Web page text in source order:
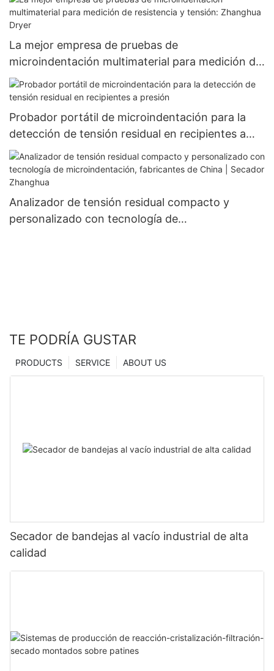
La mejor empresa de pruebas de
microindentación multimaterial para medición de
resistencia y tensión: Zhanghua Dryer
Probador portátil de microindentación para la
detección de tensión residual en recipientes a
presión
Analizador de tensión residual compacto y
personalizado con tecnología de
TE PODRÍA GUSTAR
ABOUT US
SERVICE
PRODUCTS
Secador de bandejas al vacío industrial de alta
calidad